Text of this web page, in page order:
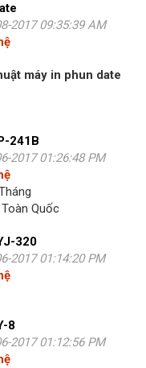
2017 09:35:39 AM
máy in phun date
241B
2017 01:26:48 PM
Toàn Quốc
320
2017 01:14:20 PM
8
2017 01:12:56 PM